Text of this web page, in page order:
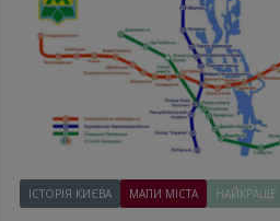
ІСТОРІЯ КИЄВА МАПИ МІСТА НАЙКРАЩЕ